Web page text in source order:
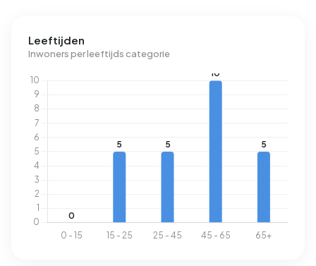
labels zijn A (28%), C (28%) en B (19%). Gemiddeld
verbruikt een adres in Bedrijventerrein Gietersplaats 4.140
kWh aan elektriciteit per jaar. Dit ligt 47% boven het
landelijke gemiddelde van 2.810 kWh.
Leeftijden
Inwoners per leeftijds categorie